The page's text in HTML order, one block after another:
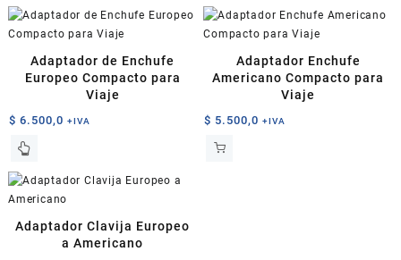
Adaptador de Enchufe
Europeo Compacto para
Viaje
$ 6.500,0 +IVA
Adaptador Enchufe
Americano Compacto para
Viaje
$ 5.500,0 +IVA
Adaptador Clavija Europeo
a Americano